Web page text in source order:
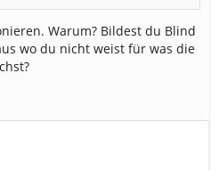
Warum? Bildest du Blind
wo du nicht weist für was die